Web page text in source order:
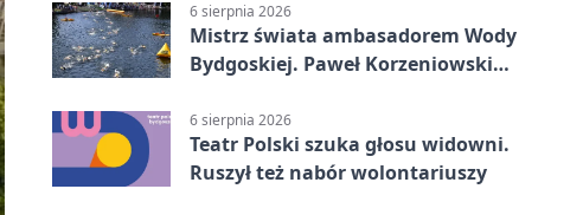
6 sierpnia 2026
Mistrz świata ambasadorem Wody
Bydgoskiej. Paweł Korzeniowski
6 sierpnia 2026
Teatr Polski szuka głosu widowni.
Ruszył też nabór wolontariuszy